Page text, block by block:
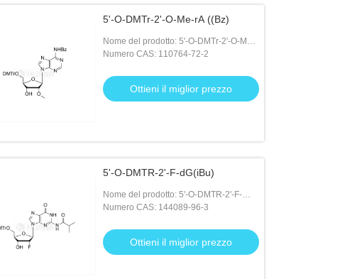
5'-O-DMTr-2'-O-Me-rA ((Bz)
Nome del prodotto: 5'-O-DMTr-2'-O-Me-
rA ((Bz)
Numero CAS: 110764-72-2
Ottieni il miglior prezzo
5'-O-DMTR-2'-F-dG(iBu)
Nome del prodotto: 5'-O-DMTR-2'-F-
dG(iBu)
Numero CAS: 144089-96-3
Ottieni il miglior prezzo